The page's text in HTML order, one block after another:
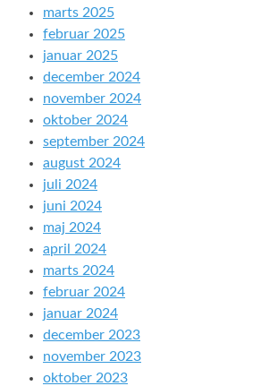
marts 2025
februar 2025
januar 2025
december 2024
november 2024
oktober 2024
september 2024
august 2024
juli 2024
juni 2024
maj 2024
april 2024
marts 2024
februar 2024
januar 2024
december 2023
november 2023
oktober 2023